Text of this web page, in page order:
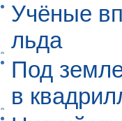
Учёные
льда
Под
в